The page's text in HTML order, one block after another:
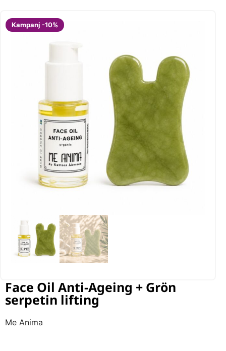
Kampanj -10%
Face Oil Anti-Ageing + Grön
serpetin lifting
Me Anima